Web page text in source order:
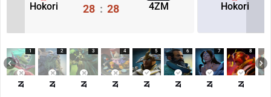
Hokori 4ZM
28 : 28 Hokori
1 2 3 4 5 6 7 8